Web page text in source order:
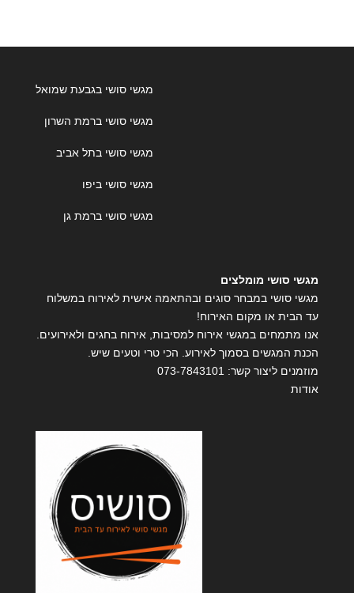
מגשי סושי בגבעת שמואל
מגשי סושי ברמת השרון
מגשי סושי בתל אביב
מגשי סושי ביפו
מגשי סושי ברמת גן
מגשי סושי מומלצים
מגשי סושי במבחר סוגים ובהתאמה אישית לאירוח במשלוח
עד הבית או מקום האירוח!
אנו מתמחים במגשי אירוח למסיבות, אירוח בחגים ולאירועים.
הכנת המגשים בסמוך לאירוע. הכי טרי וטעים שיש.
מוזמנים ליצור קשר: 073-7843101
אודות